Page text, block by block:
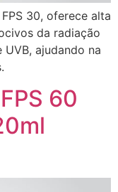
30, oferece alta
da radiação
ajudando na
60